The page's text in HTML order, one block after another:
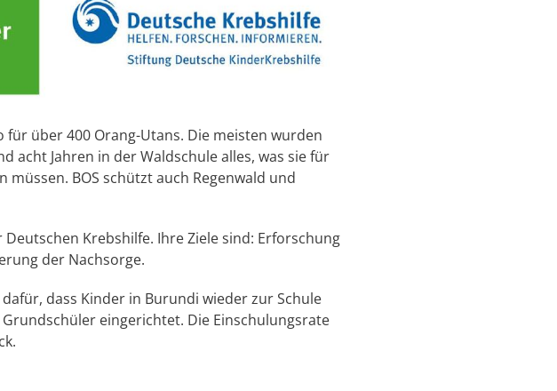
für über 400 Orang-Utans. Die meisten wurden
acht Jahren in der Waldschule alles, was sie für
BOS schützt auch Regenwald und
Krebshilfe. Ihre Ziele sind: Erforschung
der Nachsorge.
dass Kinder in Burundi wieder zur Schule
eingerichtet. Die Einschulungsrate